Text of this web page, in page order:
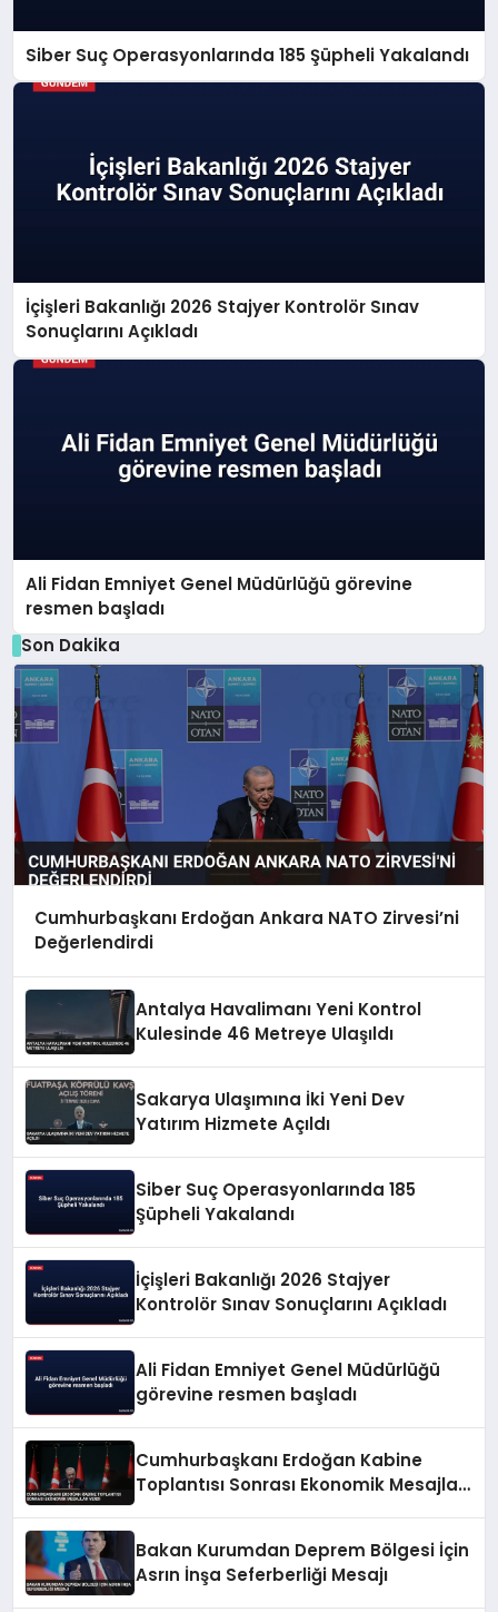
Siber Suç Operasyonlarında 185 Şüpheli Yakalandı
İçişleri Bakanlığı 2026 Stajyer Kontrolör Sınav
Sonuçlarını Açıkladı
Ali Fidan Emniyet Genel Müdürlüğü görevine
resmen başladı
Son Dakika
Cumhurbaşkanı Erdoğan Ankara NATO Zirvesi’ni
Değerlendirdi
Antalya Havalimanı Yeni Kontrol
Kulesinde 46 Metreye Ulaşıldı
Sakarya Ulaşımına İki Yeni Dev
Yatırım Hizmete Açıldı
Siber Suç Operasyonlarında 185
Şüpheli Yakalandı
İçişleri Bakanlığı 2026 Stajyer
Kontrolör Sınav Sonuçlarını Açıkladı
Ali Fidan Emniyet Genel Müdürlüğü
görevine resmen başladı
Cumhurbaşkanı Erdoğan Kabine
Toplantısı Sonrası Ekonomik Mesajlar
Bakan Kurumdan Deprem Bölgesi İçin
Asrın İnşa Seferberliği Mesajı